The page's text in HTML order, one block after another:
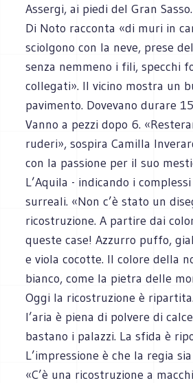
Assergi, ai piedi del Gran
Di Noto racconta «di muri in
sciolgono con la neve, prese
senza nemmeno i fili, specchi
collegati». Il vicino mostra un
pavimento. Dovevano durare
Vanno a pezzi dopo 6.
ruderi», sospira Camilla
con la passione per il suo
L’Aquila - indicando i
surreali. «Non c’è stato un
ricostruzione. A partire dai
queste case! Azzurro puffo,
e viola cocotte. Il colore della
bianco, come la pietra delle
Oggi la ricostruzione è
l’aria è piena di polvere di
bastano i palazzi. La sfida è
L’impressione è che la regia
«C’è una ricostruzione a